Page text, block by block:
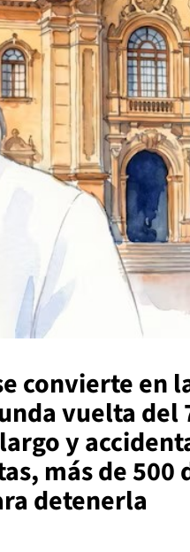
convierte en
vuelta
y
más de 500
detenerla